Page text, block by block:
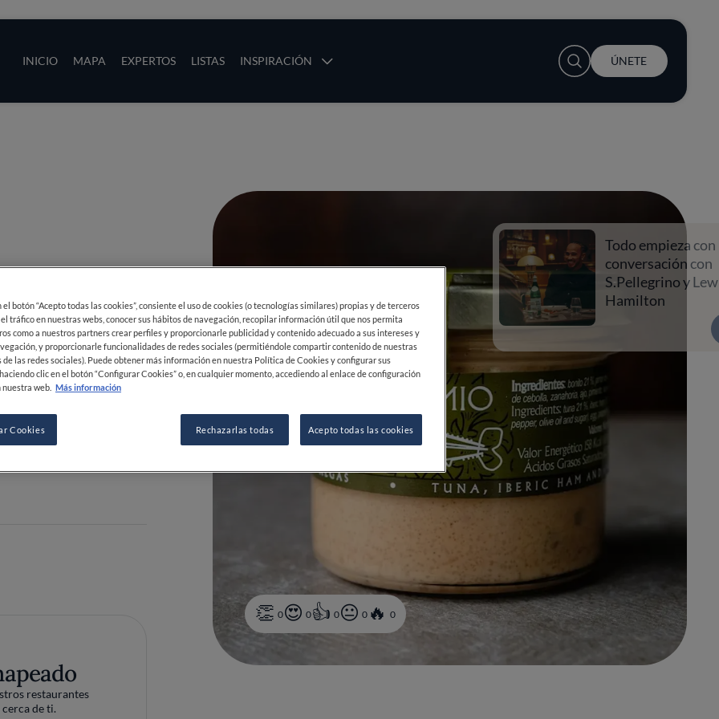
INICIO MAPA EXPERTOS LISTAS INSPIRACIÓN
User account menu
ÚNETE
0 0 0 0 0
Todo empieza con una
conversación con
S.Pellegrino y Lewis
Hamilton
85 00 12
restaurantes
de ti.
el botón “Acepto todas las cookies”, consiente el uso de cookies (o tecnologías similares) propias y de terceros
tráfico en nuestras webs, conocer sus hábitos de navegación, recopilar información útil que nos permita
como a nuestros partners crear perfiles y proporcionarle publicidad y contenido adecuado a sus intereses y
y proporcionarle funcionalidades de redes sociales (permitiéndole compartir contenido de nuestras
de las redes sociales). Puede obtener más información en nuestra Política de Cookies y configurar sus
clic en el botón “Configurar Cookies” o, en cualquier momento, accediendo al enlace de configuración
web. Más información
Cookies Rechazarlas todas Acepto todas las cookies